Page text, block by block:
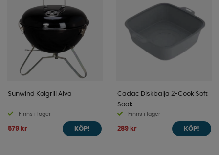
Sunwind Kolgrill Alva
Finns i lager
579 kr KÖP!
Cadac Diskbalja 2-Cook Soft
Soak
Finns i lager
289 kr KÖP!